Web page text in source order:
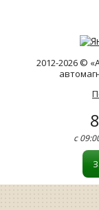
2012-2026 ©
с